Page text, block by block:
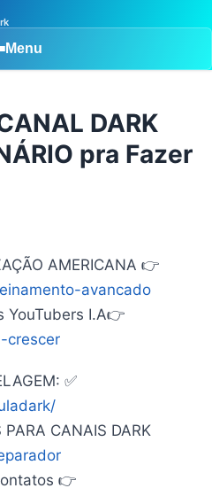
Menu
DARK
pra Fazer
AMERICANA 👉
avancado
YouTubers I.A👉
crescer
✅
CANAIS DARK
👉